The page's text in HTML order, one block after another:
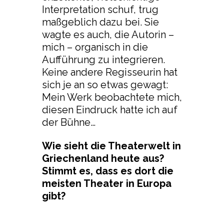
Interpretation schuf, trug
maßgeblich dazu bei. Sie
wagte es auch, die Autorin –
mich – organisch in die
Aufführung zu integrieren.
Keine andere Regisseurin hat
sich je an so etwas gewagt:
Mein Werk beobachtete mich,
diesen Eindruck hatte ich auf
der Bühne…
Wie sieht die Theaterwelt in
Griechenland heute aus?
Stimmt es, dass es dort die
meisten Theater in Europa
gibt?